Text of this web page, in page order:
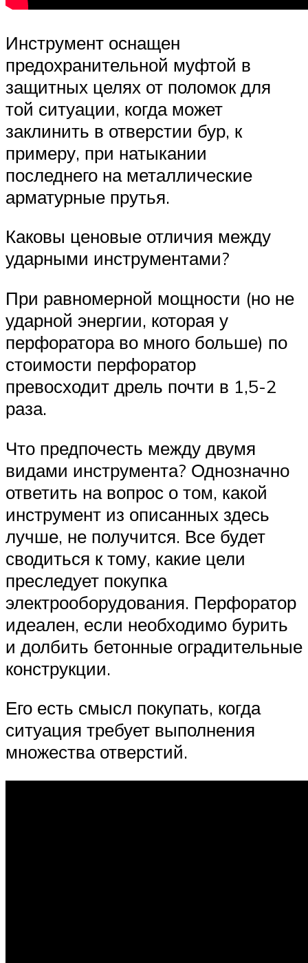
Инструмент оснащен
предохранительной муфтой в
защитных целях от поломок для
той ситуации, когда может
заклинить в отверстии бур, к
примеру, при натыкании
последнего на металлические
арматурные прутья.
Каковы ценовые отличия между
ударными инструментами?
При равномерной мощности (но не
ударной энергии, которая у
перфоратора во много больше) по
стоимости перфоратор
превосходит дрель почти в 1,5-2
раза.
Что предпочесть между двумя
видами инструмента? Однозначно
ответить на вопрос о том, какой
инструмент из описанных здесь
лучше, не получится. Все будет
сводиться к тому, какие цели
преследует покупка
электрооборудования. Перфоратор
идеален, если необходимо бурить
и долбить бетонные оградительные
конструкции.
Его есть смысл покупать, когда
ситуация требует выполнения
множества отверстий.